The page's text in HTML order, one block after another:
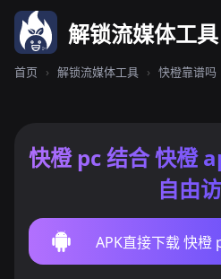
解锁流媒体工具
首页 › 解锁流媒体工具 › 快橙靠谱吗
快橙 pc 结合 快橙
自由
APK直接下载 快橙